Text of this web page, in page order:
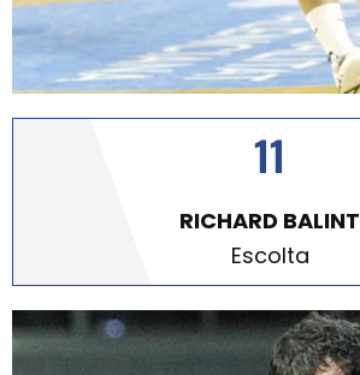
11
RICHARD BALINT
Escolta